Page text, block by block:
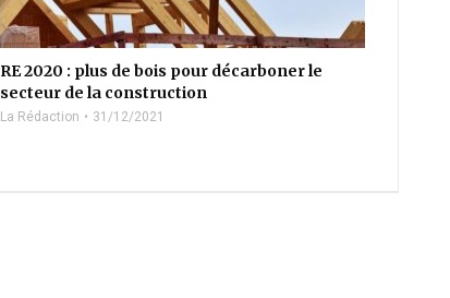
RE 2020 : plus de bois pour décarboner le
secteur de la construction
La Rédaction 31/12/2021